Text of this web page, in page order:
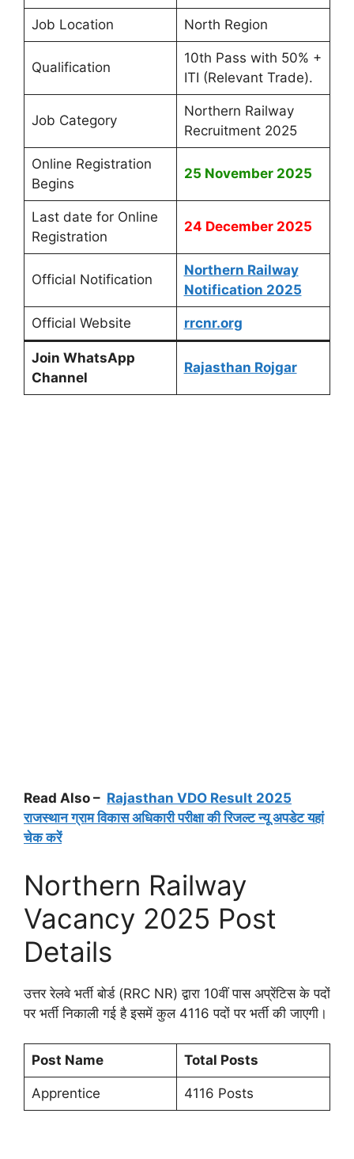
Job Location North Region
Qualification
10th Pass with 50% +
ITI (Relevant Trade).
Job Category
Northern Railway
Recruitment 2025
Online Registration
Begins
25 November 2025
Last date for Online
Registration
24 December 2025
Official Notification
Northern Railway
Notification 2025
Official Website rrcnr.org
Join WhatsApp
Channel
Rajasthan Rojgar
Read Also – Rajasthan VDO Result 2025
राजस्थान ग्राम विकास अधिकारी परीक्षा की रिजल्ट न्यू अपडेट यहां
चेक करें
Northern Railway
Vacancy 2025 Post
Details
उत्तर रेलवे भर्ती बोर्ड (RRC NR) द्वारा 10वीं पास अप्रेंटिस के पदों
पर भर्ती निकाली गई है इसमें कुल 4116 पदों पर भर्ती की जाएगी।
Post Name Total Posts
Apprentice 4116 Posts